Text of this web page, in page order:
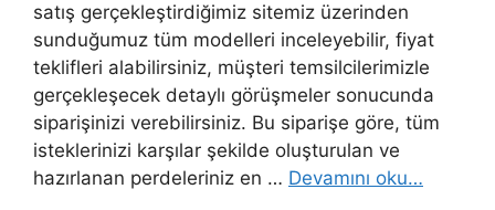
satış gerçekleştirdiğimiz sitemiz üzerinden
sunduğumuz tüm modelleri inceleyebilir, fiyat
teklifleri alabilirsiniz, müşteri temsilcilerimizle
gerçekleşecek detaylı görüşmeler sonucunda
siparişinizi verebilirsiniz. Bu siparişe göre, tüm
isteklerinizi karşılar şekilde oluşturulan ve
hazırlanan perdeleriniz en … Devamını oku…